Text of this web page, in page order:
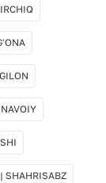
SHAHRISABZ